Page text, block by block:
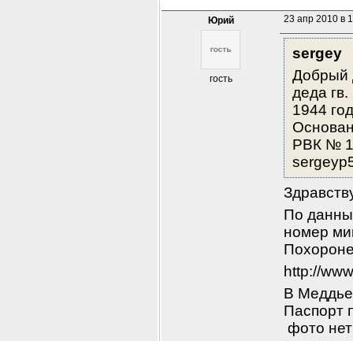
Юрий
гость
23 апр 2010 в
sergey
Добрый
деда
1944
РВК №
По
номер
http://
В
Паспорт
фото